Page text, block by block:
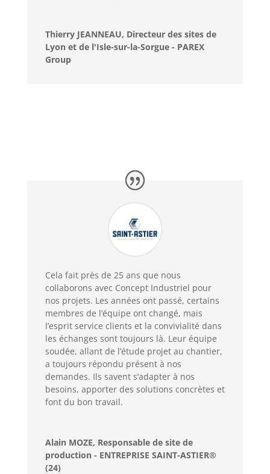
Thierry JEANNEAU, Directeur des sites de
Lyon et de l'Isle-sur-la-Sorgue - PAREX
Group
Cela fait près de 25 ans que nous
collaborons avec Concept Industriel pour
nos projets. Les années ont passé, certains
membres de l’équipe ont changé, mais
l’esprit service clients et la convivialité dans
les échanges sont toujours là. Leur équipe
soudée, allant de l’étude projet au chantier,
a toujours répondu présent à nos
demandes. Ils savent s’adapter à nos
besoins, apporter des solutions concrètes et
font du bon travail.
Alain MOZE, Responsable de site de
production - ENTREPRISE SAINT-ASTIER®
(24)